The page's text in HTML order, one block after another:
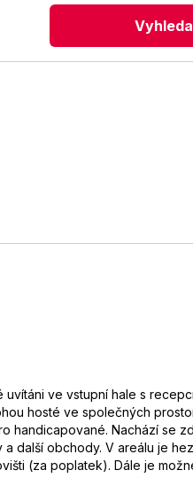
ve vstupní hale s
hosté ve společných
handicapované. Nachází se
další obchody. V areálu je
(za poplatek). Dále je